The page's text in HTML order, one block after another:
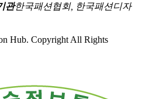
관한국패션협회, 한국패션디자
Hub. Copyright All Rights